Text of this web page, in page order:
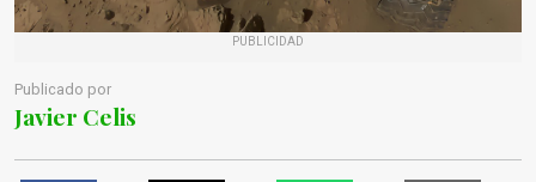
PUBLICIDAD
Publicado por
Javier Celis